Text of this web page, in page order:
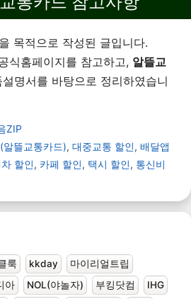
납부 방법에 대해서 손쉬운 방법으로
간단...더 보기
목적으로 작성된 글입니다.
식홈페이지를 참고하고, 알뜰교
설명서를 바탕으로 정리하였습니
ZIP
알뜰교통카드),대중교통 할인,배달앱
할인, 카페 할인, 택시 할인, 통신비
룩 kkday
마이리얼트립
아 NOL(야놀자) 부킹닷컴
IHG